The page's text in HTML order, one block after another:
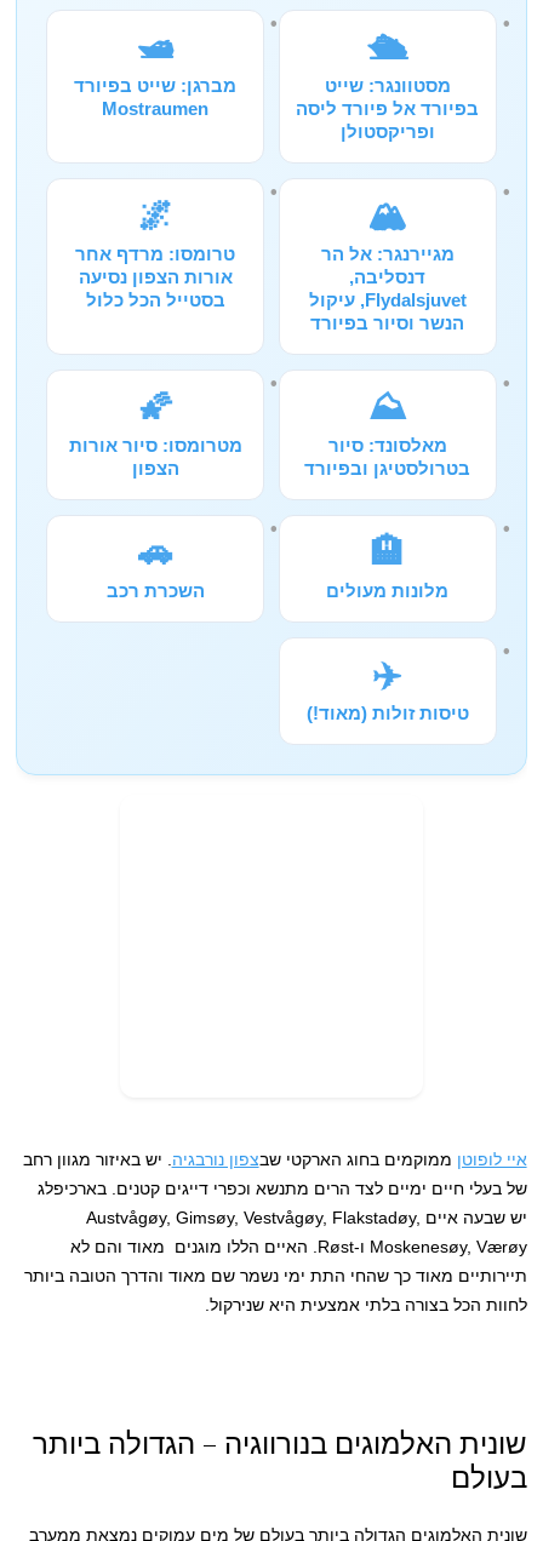
🛳️
מסטוונגר: שייט
בפיורד אל פיורד ליסה
ופריקסטולן
🛥️
מברגן: שייט בפיורד
Mostraumen
🏔️
מגיירנגר: אל הר
דנסליבה,
Flydalsjuvet, עיקול
הנשר וסיור בפיורד
🌌
טרומסו: מרדף אחר
אורות הצפון נסיעה
בסטייל הכל כלול
⛰️
מאלסונד: סיור
בטרולסטיגן ובפיורד
🌠
מטרומסו: סיור אורות
הצפון
🏨
מלונות מעולים
🚗
השכרת רכב
✈️
טיסות זולות (מאוד!)
איי לופוטן ממוקמים בחוג הארקטי שבצפון נורבגיה . יש באיזור מגוון רחב
של בעלי חיים ימיים לצד הרים מתנשא וכפרי דייגים קטנים. בארכיפלג
יש שבעה איים Austvågøy, Gimsøy, Vestvågøy, Flakstadøy,
Moskenesøy, Værøy ו-Røst. האיים הללו מוגנים מאוד והם לא
תיירותיים מאוד כך שהחי התת ימי נשמר שם מאוד והדרך הטובה ביותר
לחוות הכל בצורה בלתי אמצעית היא שנירקול.
שונית האלמוגים בנורווגיה – הגדולה ביותר
בעולם
שונית האלמוגים הגדולה ביותר בעולם של מים עמוקים נמצאת ממערב